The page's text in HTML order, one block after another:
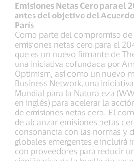
Emisiones Netas Cero para el
antes del objetivo del
París
Como parte del compromiso
emisiones netas cero para el
que es un nuevo firmante de
una iniciativa cofundada por
Optimism, así como un nuevo
Business Network, una
Mundial para la Naturaleza
en inglés) para acelerar la
de emisiones netas cero. El
de alcanzar emisiones netas
consonancia con las normas y
globales emergentes e incluirá
con proveedores para reducir